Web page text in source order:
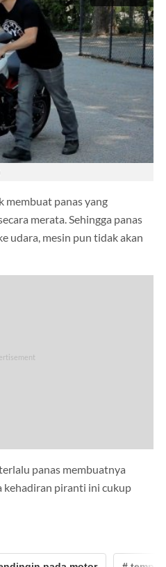
membuat panas yang
merata. Sehingga panas
udara, mesin pun tidak akan
panas membuatnya
kehadiran piranti ini cukup